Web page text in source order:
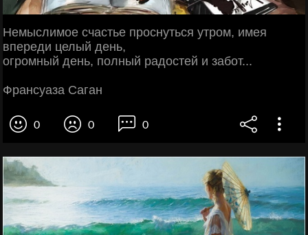
Немыслимое счастье проснуться утром, имея
впереди целый день,
огромный день, полный радостей и забот...
Франсуаза Саган
0 0 0